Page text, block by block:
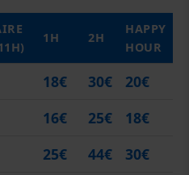
1H 2H
HAPPY
HOUR
18€ 30€ 20€
16€ 25€ 18€
25€ 44€ 30€